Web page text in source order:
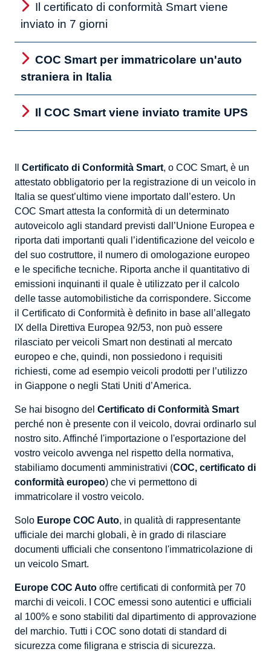
Il certificato di conformità Smart viene
inviato in 7 giorni
COC Smart per immatricolare un'auto
straniera in Italia
Il COC Smart viene inviato tramite UPS
Certificato di Conformità Smart, o COC Smart, è un
attestato obbligatorio per la registrazione di un veicolo in
Italia se quest’ultimo viene importato dall’estero. Un
COC Smart attesta la conformità di un determinato
autoveicolo agli standard previsti dall’Unione Europea e
riporta dati importanti quali l’identificazione del veicolo e
del suo costruttore, il numero di omologazione europeo
e le specifiche tecniche. Riporta anche il quantitativo di
emissioni inquinanti il quale è utilizzato per il calcolo
delle tasse automobilistiche da corrispondere. Siccome
il Certificato di Conformità è definito in base all’allegato
IX della Direttiva Europea 92/53, non può essere
rilasciato per veicoli Smart non destinati al mercato
europeo e che, quindi, non possiedono i requisiti
richiesti, come ad esempio veicoli prodotti per l’utilizzo
in Giappone o negli Stati Uniti d’America.
Se hai bisogno del Certificato di Conformità Smart
perché non è presente con il veicolo, dovrai ordinarlo sul
nostro sito. Affinché l'importazione o l'esportazione del
vostro veicolo avvenga nel rispetto della normativa,
stabiliamo documenti amministrativi (COC, certificato di
conformità europeo) che vi permettono di
immatricolare il vostro veicolo.
Solo Europe COC Auto, in qualità di rappresentante
ufficiale dei marchi globali, è in grado di rilasciare
documenti ufficiali che consentono l'immatricolazione di
un veicolo Smart.
Europe COC Autooffre certificati di conformità per 70
marchi di veicoli. I COC emessi sono autentici e ufficiali
al 100% e sono stabiliti dal dipartimento di approvazione
del marchio. Tutti i COC sono dotati di standard di
sicurezza come filigrana e striscia di sicurezza.